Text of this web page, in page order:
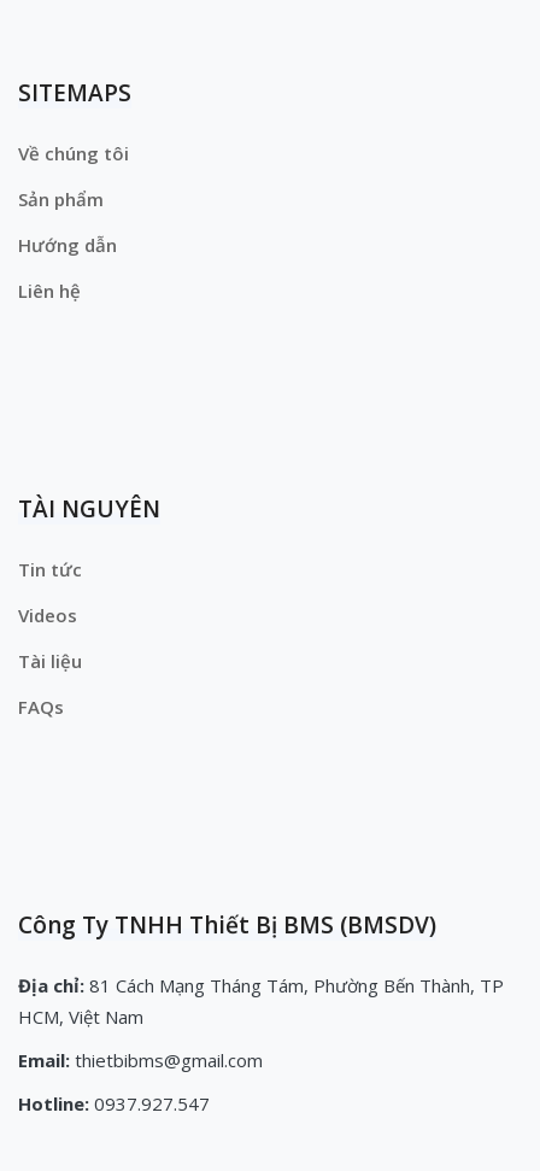
SITEMAPS
Về chúng tôi
Sản phẩm
Hướng dẫn
Liên hệ
TÀI NGUYÊN
Tin tức
Videos
Tài liệu
FAQs
Công Ty TNHH Thiết Bị BMS (BMSDV)
Địa chỉ: 81 Cách Mạng Tháng Tám, Phường Bến Thành, TP
HCM, Việt Nam
Email: thietbibms@gmail.com
Hotline: 0937.927.547